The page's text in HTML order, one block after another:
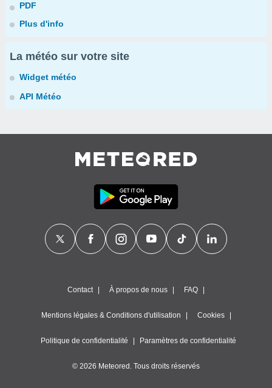
PDF
Plus d'info
La météo sur votre site
Widget météo
API Météo
Contact À propos de nous FAQ
Mentions légales & Conditions d'utilisation Cookies
Politique de confidentialité Paramètres de confidentialité
© 2026 Meteored. Tous droits réservés